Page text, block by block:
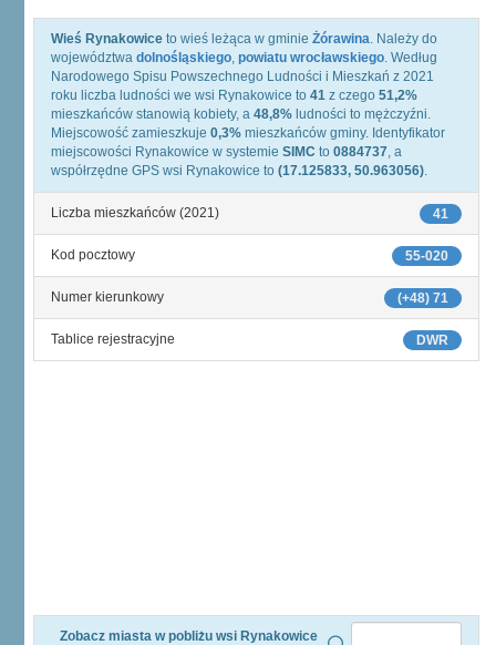
Wieś Rynakowice to wieś leżąca w gminie Żórawina. Należy do
województwa dolnośląskiego, powiatu wrocławskiego. Według
Narodowego Spisu Powszechnego Ludności i Mieszkań z 2021
roku liczba ludności we wsi Rynakowice to 41 z czego 51,2%
mieszkańców stanowią kobiety, a 48,8% ludności to mężczyźni.
Miejscowość zamieszkuje 0,3% mieszkańców gminy. Identyfikator
miejscowości Rynakowice w systemie SIMC to 0884737, a
współrzędne GPS wsi Rynakowice to (17.125833, 50.963056).
41
Liczba mieszkańców (2021)
55-020
Kod pocztowy
(+48) 71
Numer kierunkowy
DWR
Tablice rejestracyjne
Zobacz miasta w pobliżu wsi Rynakowice